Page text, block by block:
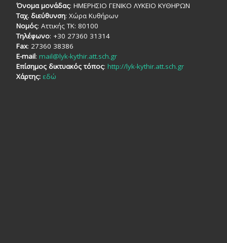
Όνομα μονάδας: ΗΜΕΡΗΣΙΟ ΓΕΝΙΚΟ ΛΥΚΕΙΟ ΚΥΘΗΡΩΝ
Ταχ. διεύθυνση: Χώρα Κυθήρων
Νομός: Αττικής TK: 80100
Τηλέφωνο: +30 27360 31314
Fax: 27360 38386
E-mail: mail@lyk-kythir.att.sch.gr
Επίσημος δικτυακός τόπος: http://lyk-kythir.att.sch.gr
Χάρτης: εδώ